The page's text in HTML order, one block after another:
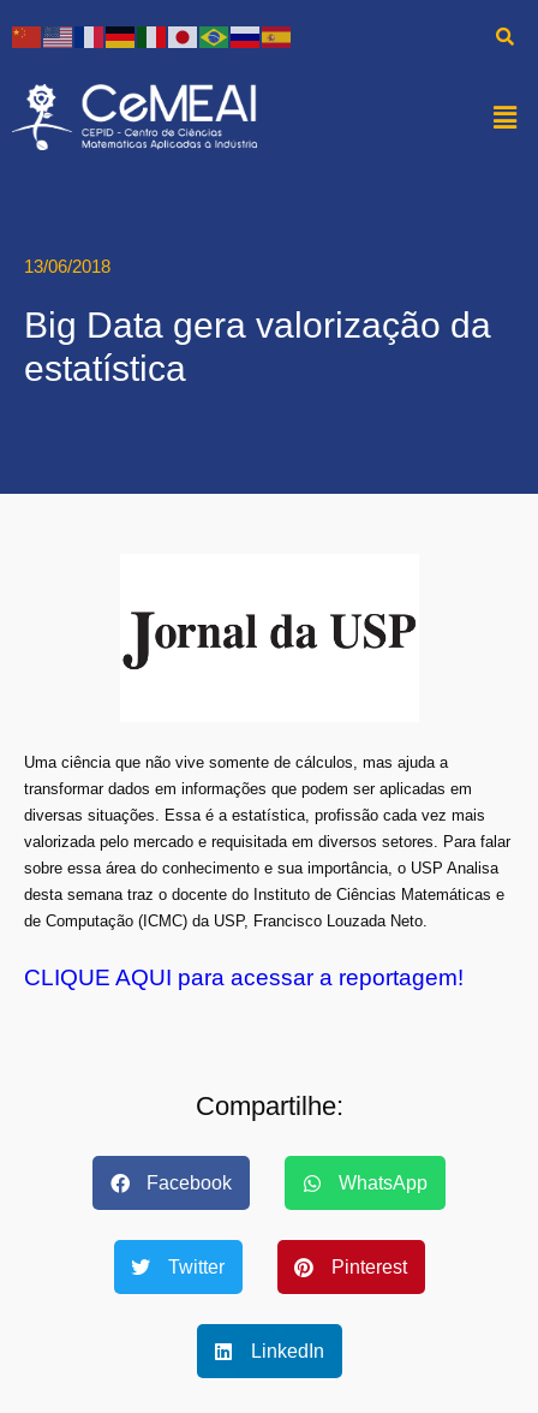
13/06/2018
Big Data gera valorização da
estatística
Uma ciência que não vive somente de cálculos, mas ajuda a
transformar dados em informações que podem ser aplicadas em
diversas situações. Essa é a estatística, profissão cada vez mais
valorizada pelo mercado e requisitada em diversos setores. Para falar
sobre essa área do conhecimento e sua importância, o USP Analisa
desta semana traz o docente do Instituto de Ciências Matemáticas e
de Computação (ICMC) da USP, Francisco Louzada Neto.
CLIQUE AQUI para acessar a reportagem!
Compartilhe:
Facebook WhatsApp
Twitter Pinterest
LinkedIn